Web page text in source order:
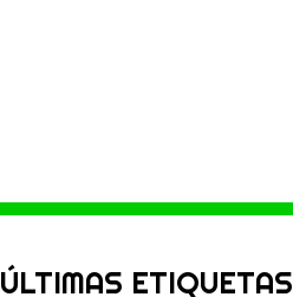
ÚLTIMAS ETIQUETAS